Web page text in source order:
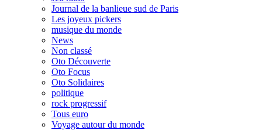
Journal de la banlieue sud de Paris
Les joyeux pickers
musique du monde
News
Non classé
Oto Découverte
Oto Focus
Oto Solidaires
politique
rock progressif
Tous euro
Voyage autour du monde